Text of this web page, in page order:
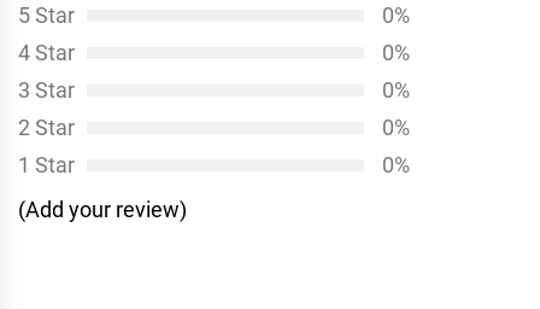
ョ
ン
5 Star
0%
4 Star
0%
3 Star
0%
2 Star
0%
1 Star
0%
(Add your review)